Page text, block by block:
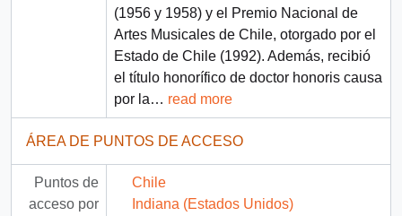
(1956 y 1958) y el Premio Nacional de
Artes Musicales de Chile, otorgado por el
Estado de Chile (1992). Además, recibió
el título honorífico de doctor honoris causa
por la… read more
ÁREA DE PUNTOS DE ACCESO
Puntos de
acceso por
Chile
Indiana (Estados Unidos)